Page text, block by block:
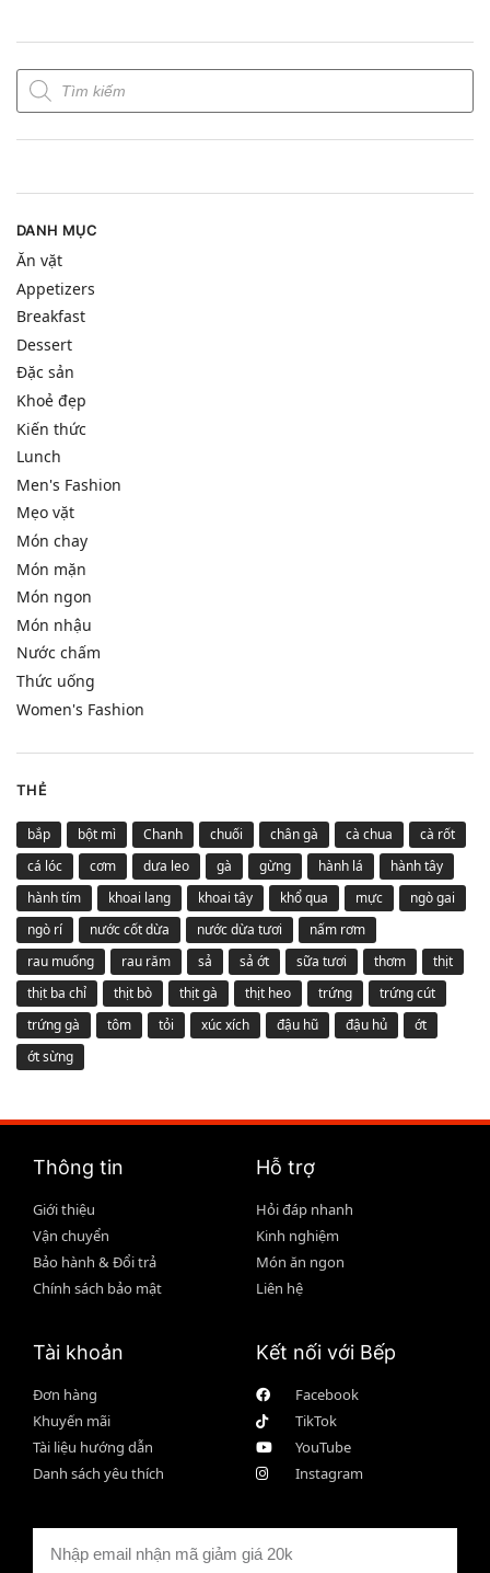
DANH MỤC
Ăn vặt
Appetizers
Breakfast
Dessert
Đặc sản
Khoẻ đẹp
Kiến thức
Lunch
Men's Fashion
Mẹo vặt
Món chay
Món mặn
Món ngon
Món nhậu
Nước chấm
Thức uống
Women's Fashion
THẺ
bắp bột mì Chanh chuối chân gà cà chua
cà rốt
cá lóc
cơm dưa leo gà gừng hành lá
hành tây
hành tím
khoai lang khoai tây khổ qua mực
ngò gai
ngò rí
nước cốt dừa nước dừa tươi
nấm rơm
rau muống
rau răm sả sả ớt sữa tươi thơm
thịt
thịt ba chỉ
thịt bò thịt gà thịt heo trứng
trứng cút
trứng gà
tôm tỏi xúc xích đậu hũ đậu hủ
ớt
ớt sừng
Thông tin
Giới thiệu
Vận chuyển
Bảo hành & Đổi trả
Chính sách bảo mật
Hỗ trợ
Hỏi đáp nhanh
Kinh nghiệm
Món ăn ngon
Liên hệ
Tài khoản
Đơn hàng
Khuyến mãi
Tài liệu hướng dẫn
Danh sách yêu thích
Kết nối với Bếp
Facebook
TikTok
YouTube
Instagram